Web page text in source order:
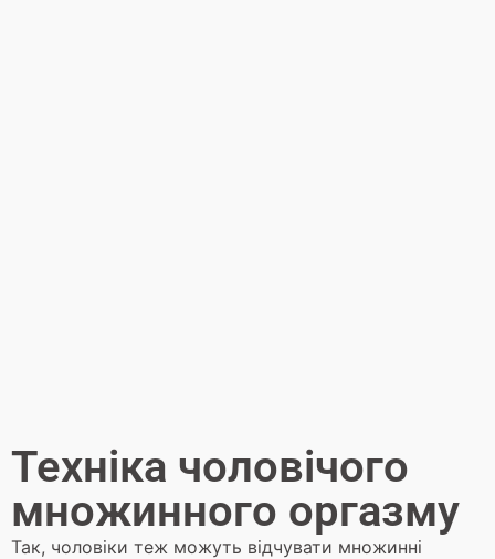
Техніка чоловічого
множинного оргазму
Так, чоловіки теж можуть відчувати множинні